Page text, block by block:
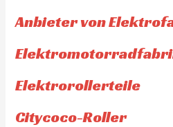
Anbieter von
Elektrorollerteile
Citycoco-Roller